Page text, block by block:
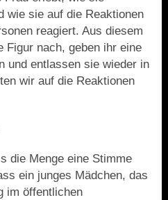
wie sie auf die Reaktionen
reagiert. Aus diesem
Figur nach, geben ihr eine
und entlassen sie wieder in
wir auf die Reaktionen
die Menge eine Stimme
ein junges Mädchen, das
im öffentlichen